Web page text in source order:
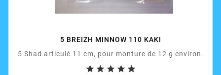
5 BREIZH MINNOW 110 KAKI
5 Shad articulé 11 cm, pour monture de 12 g environ.
    